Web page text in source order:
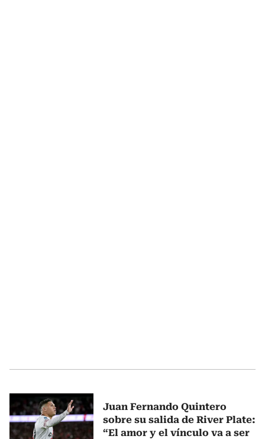
Juan Fernando Quintero
sobre su salida de River Plate:
“El amor y el vínculo va a ser